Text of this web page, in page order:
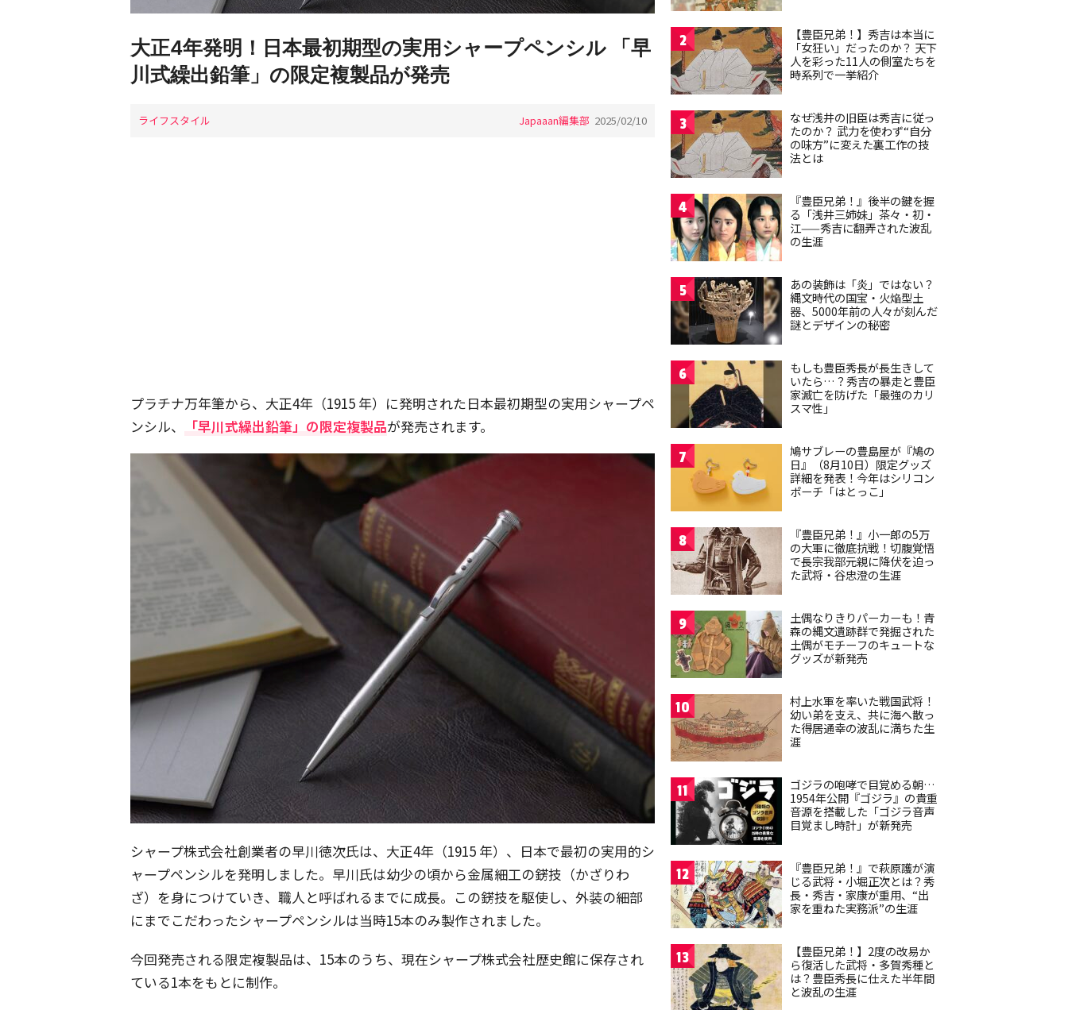
大正4年発明！日本最初期型の実用シャープペンシル 「早
川式繰出鉛筆」の限定複製品が発売
ライフスタイル Japaaan編集部 2025/02/10
プラチナ万年筆から、大正4年（1915 年）に発明された日本最初期型の実用シャープペ
ンシル、
「早川式繰出鉛筆」の限定複製品が発売されます。
シャープ株式会社創業者の早川徳次氏は、大正4年（1915 年）、日本で最初の実用的シ
ャープペンシルを発明しました。早川氏は幼少の頃から金属細工の錺技（かざりわ
ざ）を身につけていき、職人と呼ばれるまでに成長。この錺技を駆使し、外装の細部
にまでこだわったシャープペンシルは当時15本のみ製作されました。
今回発売される限定複製品は、15本のうち、現在シャープ株式会社歴史館に保存され
ている1本をもとに制作。
2
【豊臣兄弟！】秀吉は本当に
「女狂い」だったのか？ 天下
人を彩った11人の側室たちを
時系列で一挙紹介
3
なぜ浅井の旧臣は秀吉に従っ
たのか？ 武力を使わず“自分
の味方”に変えた裏工作の技
法とは
4
『豊臣兄弟！』後半の鍵を握
る「浅井三姉妹」茶々・初・
江——秀吉に翻弄された波乱
の生涯
5
あの装飾は「炎」ではない？
縄文時代の国宝・火焔型土
器、5000年前の人々が刻んだ
謎とデザインの秘密
6
もしも豊臣秀長が長生きして
いたら…？秀吉の暴走と豊臣
家滅亡を防げた「最強のカリ
スマ性」
7
鳩サブレーの豊島屋が『鳩の
日』（8月10日）限定グッズ
詳細を発表！今年はシリコン
ポーチ「はとっこ」
8
『豊臣兄弟！』小一郎の5万
の大軍に徹底抗戦！切腹覚悟
で長宗我部元親に降伏を迫っ
た武将・谷忠澄の生涯
9
土偶なりきりパーカーも！青
森の縄文遺跡群で発掘された
土偶がモチーフのキュートな
グッズが新発売
10
村上水軍を率いた戦国武将！
幼い弟を支え、共に海へ散っ
た得居通幸の波乱に満ちた生
涯
11
ゴジラの咆哮で目覚める朝…
1954年公開『ゴジラ』の貴重
音源を搭載した「ゴジラ音声
目覚まし時計」が新発売
12
『豊臣兄弟！』で萩原護が演
じる武将・小堀正次とは？秀
長・秀吉・家康が重用、“出
家を重ねた実務派”の生涯
13
【豊臣兄弟！】2度の改易か
ら復活した武将・多賀秀種と
は？豊臣秀長に仕えた半年間
と波乱の生涯